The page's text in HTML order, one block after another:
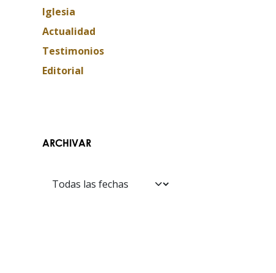
Iglesia
Actualidad
Testimonios
Editorial
ARCHIVAR